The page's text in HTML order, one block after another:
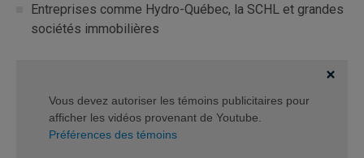
Entreprises comme Hydro-Québec, la SCHL et grandes
sociétés immobilières
Vous devez autoriser les témoins publicitaires pour
afficher les vidéos provenant de Youtube.
Préférences des témoins